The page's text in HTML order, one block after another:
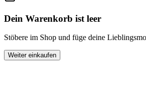
Dein Warenkorb ist leer
Stöbere im Shop und füge deine
Weiter einkaufen